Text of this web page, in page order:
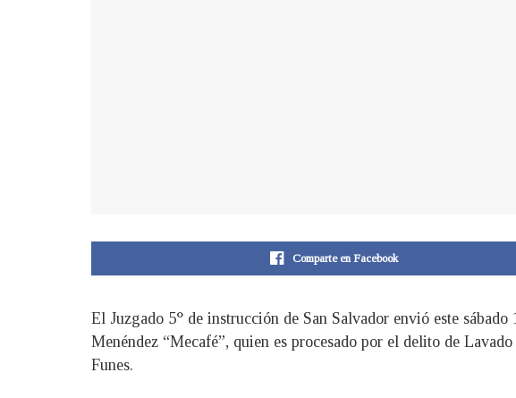
Comparte en Facebook
El Juzgado 5° de instrucción de San Salvador envió este
Menéndez “Mecafé”, quien es procesado por el delito de
Funes.